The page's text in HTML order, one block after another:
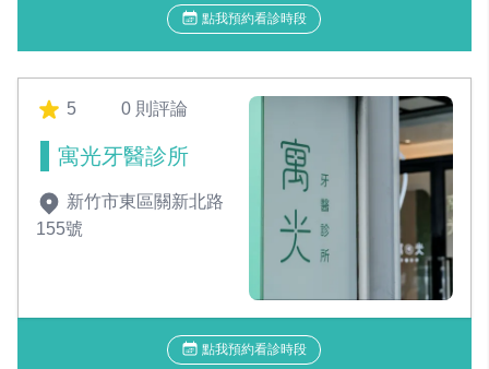
點我預約看診時段
5 0 則評論
寓光牙醫診所
新竹市東區關新北路
155號
點我預約看診時段